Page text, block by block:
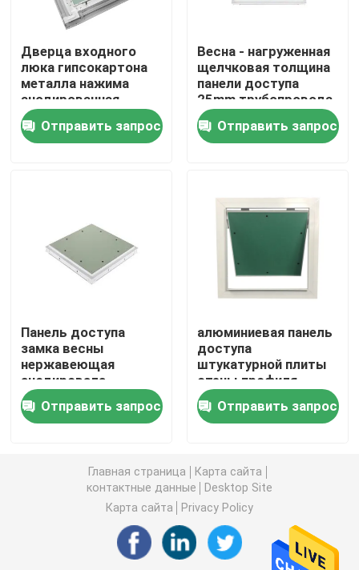
Спросите цитату
Алюминиевая панель доступа
крышка стока пола
Панель доступа ПВК
Металл штемпелюя части
стальной канал
стальной провод
Дверца входного
люка гипсокартона
металла нажима
анодированная
замком
поверхностная для
осмотра
Отправить запрос
Весна - нагруженная
щелчковая толщина
панели доступа
25mm трубопровода
замка
Отправить запрос
Панель доступа
замка весны
нержавеющая
анодировала
законченное
Отправить запрос
алюминиевая панель
доступа
штукатурной плиты
стены профиля
40x40 с шарниром
Pin Отправить запрос
Главная страница
Карта сайта
контактные данные
Desktop Site
Карта сайта
Privacy Policy